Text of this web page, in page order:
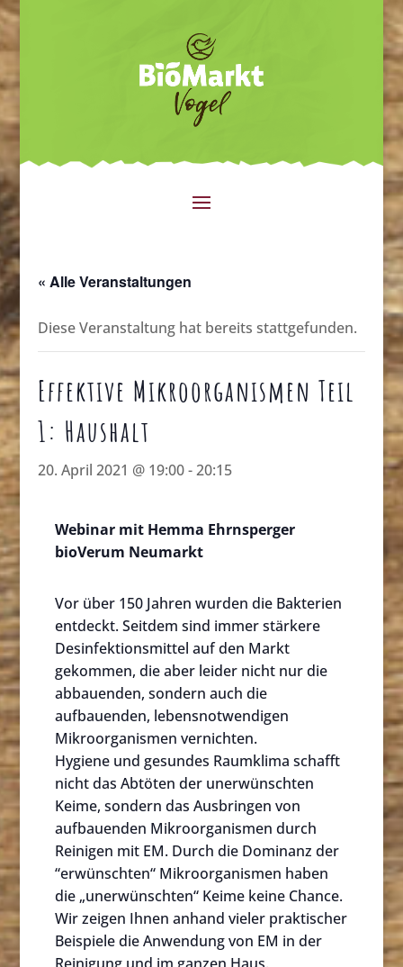
« Alle Veranstaltungen
Diese Veranstaltung hat bereits stattgefunden.
Effektive Mikroorganismen Teil
1: Haushalt
20. April 2021 @ 19:00-20:15
Webinar mit Hemma Ehrnsperger
bioVerum Neumarkt
Vor über 150 Jahren wurden die Bakterien
entdeckt. Seitdem sind immer stärkere
Desinfektionsmittel auf den Markt
gekommen, die aber leider nicht nur die
abbauenden, sondern auch die
aufbauenden, lebensnotwendigen
Mikroorganismen vernichten.
Hygiene und gesundes Raumklima schafft
nicht das Abtöten der unerwünschten
Keime, sondern das Ausbringen von
aufbauenden Mikroorganismen durch
Reinigen mit EM. Durch die Dominanz der
“erwünschten“ Mikroorganismen haben
die „unerwünschten“ Keime keine Chance.
Wir zeigen Ihnen anhand vieler praktischer
Beispiele die Anwendung von EM in der
Reinigung und im ganzen Haus.